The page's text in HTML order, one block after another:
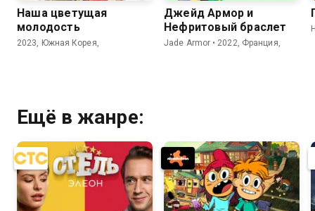
Наша цветущая
молодость
2023, Южная Корея,
Джейд Армор и
Нефритовый браслет
Jade Armor • 2022, Франция,
Ещё в жанре: